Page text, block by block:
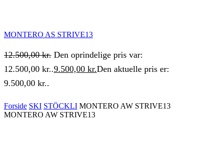
MONTERO AS STRIVE13
12.500,00kr. Den oprindelige pris var:
12.500,00 kr..9.500,00 kr.Den aktuelle pris er:
9.500,00 kr..
Forside SKI STÖCKLI MONTERO AW STRIVE13
MONTERO AW STRIVE13